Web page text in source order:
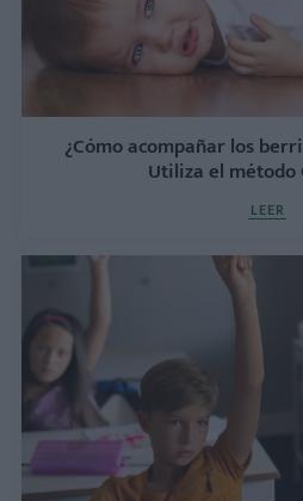
¿Cómo acompañar los
Utiliza el método
LEER